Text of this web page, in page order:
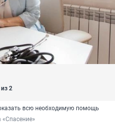
из 2
всю необходимую помощь
«Спасение»